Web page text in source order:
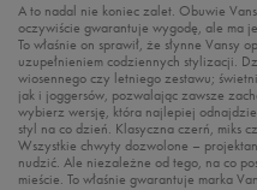
A to nadal nie koniec zalet. Obuwie
oczywiście gwarantuje wygodę, ale ma
To właśnie on sprawił, że słynne Vansy
uzupełnieniem codziennych stylizacji.
wiosennego czy letniego zestawu;
jak i joggersów, pozwalając zawsze
wybierz wersję, która najlepiej
styl na co dzień. Klasyczna czerń, miks
Wszystkie chwyty dozwolone –
nudzić. Ale niezależne od tego, na co
mieście. To właśnie gwarantuje marka